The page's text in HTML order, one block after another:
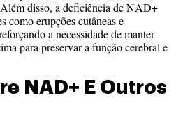
disso, a deficiência de NAD+
como erupções cutâneas e
a necessidade de manter
para preservar a função cerebral e
NAD+ E Outros